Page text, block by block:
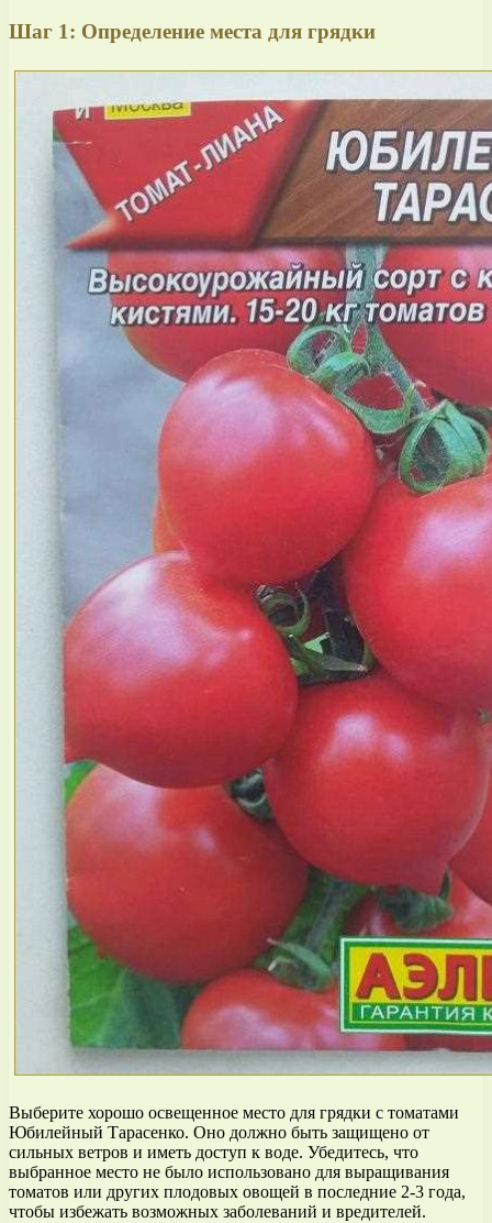
Шаг 1: Определение места для грядки
Выберите хорошо освещенное место для грядки с томатами
Юбилейный Тарасенко. Оно должно быть защищено от
сильных ветров и иметь доступ к воде. Убедитесь, что
выбранное место не было использовано для выращивания
томатов или других плодовых овощей в последние 2-3 года,
чтобы избежать возможных заболеваний и вредителей.